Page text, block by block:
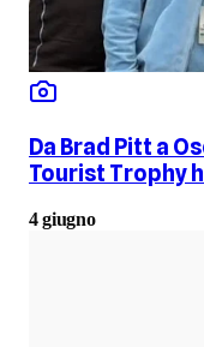
Da Brad Pitt a
Tourist Trophy
4 giugno